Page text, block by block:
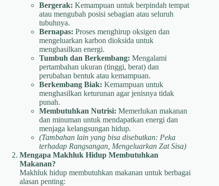
Bergerak: Kemampuan untuk berpindah tempat
atau mengubah posisi sebagian atau seluruh
tubuhnya.
Bernapas: Proses menghirup oksigen dan
mengeluarkan karbon dioksida untuk
menghasilkan energi.
Tumbuh dan Berkembang: Mengalami
pertambahan ukuran (tinggi, berat) dan
perubahan bentuk atau kemampuan.
Berkembang Biak: Kemampuan untuk
menghasilkan keturunan agar jenisnya tidak
punah.
Membutuhkan Nutrisi: Memerlukan makanan
dan minuman untuk mendapatkan energi dan
menjaga kelangsungan hidup.
(Tambahan lain yang bisa disebutkan: Peka
terhadap Rangsangan, Mengeluarkan Zat Sisa)
Mengapa Makhluk Hidup Membutuhkan
Makanan?
Makhluk hidup membutuhkan makanan untuk berbagai
alasan penting: